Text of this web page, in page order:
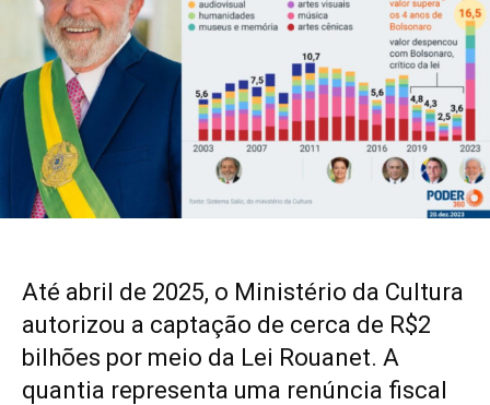
Até abril de 2025, o Ministério da Cultura
autorizou a captação de cerca de R$2
bilhões por meio da Lei Rouanet. A
quantia representa uma renúncia fiscal